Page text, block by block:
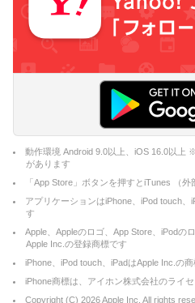
動作環境 Android 9.0以上、iOS 16.0以上
があります
「App Store」ボタンを押すとiTunes （
アプリケーションはiPhone、iPod touch
す
Apple、Appleのロゴ、App Store、iPodの
Apple Inc.の登録商標です
iPhone、iPod touch、iPadはApple Inc.の商
iPhone商標は、アイホン株式会社のライ
Copyright (C) 2026Apple Inc. All rights